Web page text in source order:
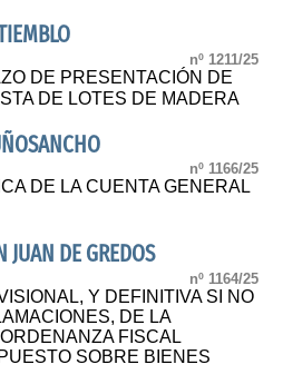
nº 1211/25
DE PRESENTACIÓN DE
DE LOTES DE MADERA
nº 1166/25
DE LA CUENTA GENERAL
JUAN DE GREDOS
nº 1164/25
Y DEFINITIVA SI NO
DE LA
FISCAL
SOBRE BIENES